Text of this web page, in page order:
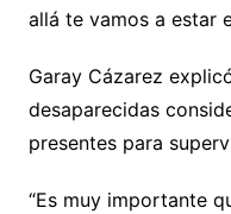
allá te vamos a estar
Garay Cázarez
desaparecidas
presentes para
“Es muy importante